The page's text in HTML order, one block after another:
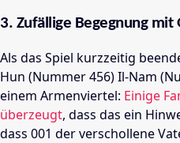
3. Zufällige Begegnung mit
Als das Spiel kurzzeitig
Hun (Nummer 456) Il-Nam
einem Armenviertel: Einige
überzeugt, dass das ein
dass 001 der verschollene